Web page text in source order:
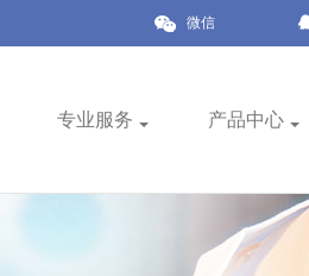
微信
专业服务 产品中心